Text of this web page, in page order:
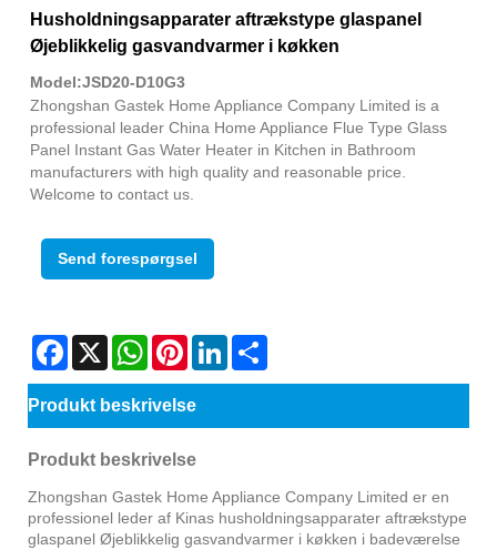
Husholdningsapparater aftrækstype glaspanel
Øjeblikkelig gasvandvarmer i køkken
Model:JSD20-D10G3
Zhongshan Gastek Home Appliance Company Limited is a
professional leader China Home Appliance Flue Type Glass
Panel Instant Gas Water Heater in Kitchen in Bathroom
manufacturers with high quality and reasonable price.
Welcome to contact us.
Send forespørgsel
Facebook
X WhatsAppPinterestLinkedIn
Produkt beskrivelse
Produkt beskrivelse
Zhongshan Gastek Home Appliance Company Limited er en
professionel leder af Kinas husholdningsapparater aftrækstype
glaspanel Øjeblikkelig gasvandvarmer i køkken i badeværelse